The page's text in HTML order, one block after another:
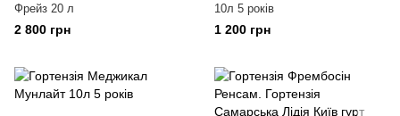
Фрейз 20 л
2 800 грн
10л 5 років
1 200 грн